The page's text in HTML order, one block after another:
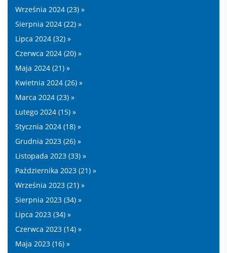
Września 2024 (23) »
Sierpnia 2024 (22) »
Lipca 2024 (32) »
Czerwca 2024 (20) »
Maja 2024 (21) »
Kwietnia 2024 (26) »
Marca 2024 (23) »
Lutego 2024 (15) »
Stycznia 2024 (18) »
Grudnia 2023 (26) »
Listopada 2023 (33) »
Października 2023 (21) »
Września 2023 (21) »
Sierpnia 2023 (34) »
Lipca 2023 (34) »
Czerwca 2023 (14) »
Maja 2023 (16) »